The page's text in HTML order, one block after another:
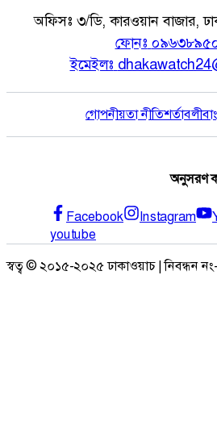
অফিসঃ ৩/ডি, কারওয়ান বাজার,
ফোনঃ
ইমেইলঃ
গোপনীয়তা নীতিশর্তাবলী
অনুসরণ
Facebook Instagram
youtube
স্বত্ব © ২০১৫-২০২৫ ঢাকাওয়াচ | নিবন্ধন